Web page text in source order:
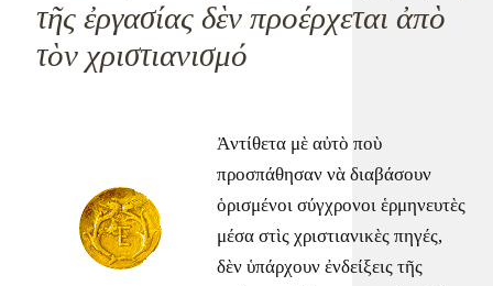
τῆς ἐργασίας δὲν προέρχεται ἀπὸ
τὸν χριστιανισμό
Ἀντίθετα μὲ αὐτὸ ποὺ
προσπάθησαν νὰ διαβάσουν
ὁρισμένοι σύγχρονοι ἑρμηνευτὲς
μέσα στὶς χριστιανικὲς πηγές,
δὲν ὑπάρχουν ἐνδείξεις τῆς